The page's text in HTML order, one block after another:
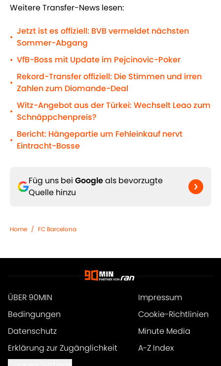
Weitere Transfer-News lesen:
•
Jetzt ist es offiziell: BVB vermeldet nächsten
Sommer-Abgang
• VfB-Boss mit Update im Pejcinovic-Poker
•
Rekord-Transfer offiziell: Die Stimmen und irren
Zahlen zum Diomande-Deal
•
Witz-Angebot aus der Türkei: Wechselt Leao zum
Schnäppchenpreis?
•
Bericht: Hängepartie um Fehleinkauf nervt
Eintracht-Bosse
Füg uns bei Googleals bevorzugte
Quelle hinzu
Home / FC Barcelona
ÜBER 90MIN
Impressum
Bedingungen
Cookie-Richtlinien
Datenschutz
Minute Media
Erklärung zur Zugänglichkeit
A-Z Index